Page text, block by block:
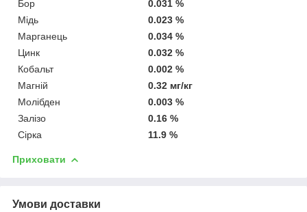
Бор
0.031 %
Мідь
0.023 %
Марганець
0.034 %
Цинк
0.032 %
Кобальт
0.002 %
Магній
0.32 мг/кг
Молібден
0.003 %
Залізо
0.16 %
Сірка
11.9 %
Приховати
Умови доставки